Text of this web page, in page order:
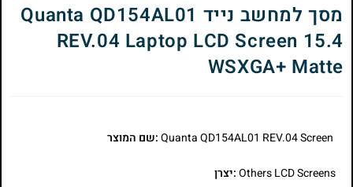
מסך למחשב נייד Quanta QD154AL01
REV.04 Laptop LCD Screen 15.4
WSXGA+ Matte
:שם המוצר
Others LCD Screens:יצרן